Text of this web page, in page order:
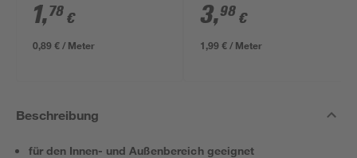
1,78 €
0,89 € / Meter
3,98 €
1,99 € / Meter
Beschreibung
für den Innen- und Außenbereich geeignet